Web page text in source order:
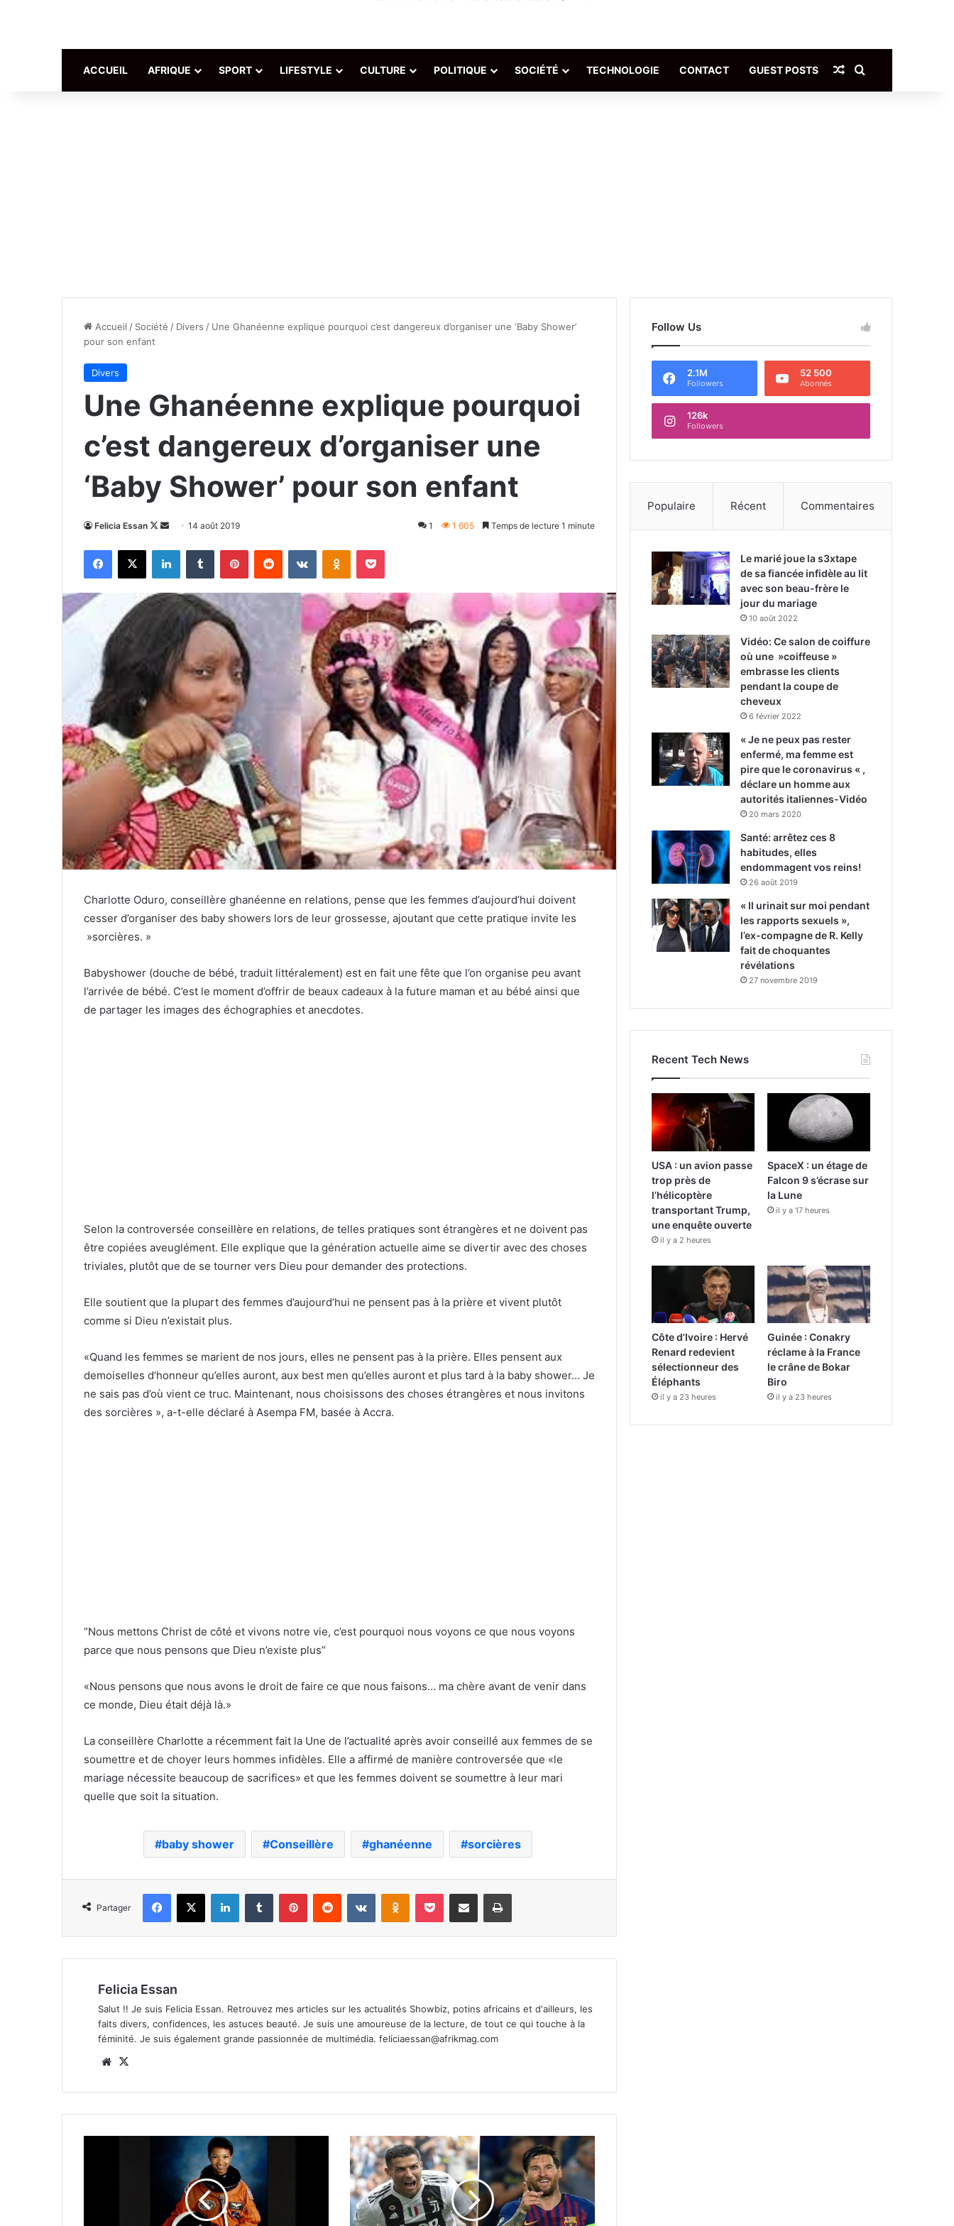
ACCUEIL AFRIQUE SPORT LIFESTYLE CULTURE POLITIQUE SOCIÉTÉ TECHNOLOGIE CONTACT GUEST POSTS Article Aléatoire
Accueil / Société / Divers / Une Ghanéenne explique pourquoi c’est dangereux d’organiser une ‘Baby Shower’
pour son enfant
Divers
Une Ghanéenne explique pourquoi
c’est dangereux d’organiser une
‘Baby Shower’ pour son enfant
Felicia Essan
Follow
X
Envoyer14 août 2019 1 1 605 Temps de lecture 1 minute
Facebook
X LinkedinTumblr PinterestReddit VKontakteOdnoklassniki
Pocket
Charlotte Oduro, conseillère ghanéenne en relations, pense que les femmes d’aujourd’hui doivent
cesser d’organiser des baby showers lors de leur grossesse, ajoutant que cette pratique invite les
»sorcières. »
Babyshower (douche de bébé, traduit littéralement) est en fait une fête que l’on organise peu avant
l’arrivée de bébé. C’est le moment d’offrir de beaux cadeaux à la future maman et au bébé ainsi que
de partager les images des échographies et anecdotes.
Selon la controversée conseillère en relations, de telles pratiques sont étrangères et ne doivent pas
être copiées aveuglément. Elle explique que la génération actuelle aime se divertir avec des choses
triviales, plutôt que de se tourner vers Dieu pour demander des protections.
Elle soutient que la plupart des femmes d’aujourd’hui ne pensent pas à la prière et vivent plutôt
comme si Dieu n’existait plus.
«Quand les femmes se marient de nos jours, elles ne pensent pas à la prière. Elles pensent aux
demoiselles d’honneur qu’elles auront, aux best men qu’elles auront et plus tard à la baby shower… Je
ne sais pas d’où vient ce truc. Maintenant, nous choisissons des choses étrangères et nous invitons
des sorcières », a-t-elle déclaré à Asempa FM, basée à Accra.
“Nous mettons Christ de côté et vivons notre vie, c’est pourquoi nous voyons ce que nous voyons
parce que nous pensons que Dieu n’existe plus”
«Nous pensons que nous avons le droit de faire ce que nous faisons… ma chère avant de venir dans
ce monde, Dieu était déjà là.»
La conseillère Charlotte a récemment fait la Une de l’actualité après avoir conseillé aux femmes de se
soumettre et de choyer leurs hommes infidèles. Elle a affirmé de manière controversée que «le
mariage nécessite beaucoup de sacrifices» et que les femmes doivent se soumettre à leur mari
quelle que soit la situation.
baby shower Conseillère ghanéenne sorcières
Partager
Facebook
X LinkedinTumblr PinterestReddit VKontakteOdnoklassniki
Pocket Partager par email Imprimer
Felicia Essan
Salut !! Je suis Felicia Essan. Retrouvez mes articles sur les actualités Showbiz, potins africains et d'ailleurs, les
faits divers, confidences, les astuces beauté. Je suis une amoureuse de la lecture, de tout ce qui touche à la
féminité. Je suis également grande passionnée de multimédia. feliciaessan@afrikmag.com
Website
Follow Us
2.1M
Followers
52 500
Abonnés
126k
Followers
Populaire Récent Commentaires
Le marié joue la s3xtape
de sa fiancée infidèle au lit
avec son beau-frère le
jour du mariage
10 août 2022
Vidéo: Ce salon de coiffure
où une »coiffeuse »
embrasse les clients
pendant la coupe de
cheveux
6 février 2022
« Je ne peux pas rester
enfermé, ma femme est
pire que le coronavirus « ,
déclare un homme aux
autorités italiennes-Vidéo
20 mars 2020
Santé: arrêtez ces 8
habitudes, elles
endommagent vos reins!
26 août 2019
« Il urinait sur moi pendant
les rapports sexuels »,
l’ex-compagne de R. Kelly
fait de choquantes
révélations
27 novembre 2019
Recent Tech News
USA : un avion passe
trop près de
l’hélicoptère
transportant Trump,
une enquête ouverte
il y a 2 heures
SpaceX : un étage de
Falcon 9 s’écrase sur
la Lune
il y a 17 heures
Côte d’Ivoire : Hervé
Renard redevient
sélectionneur des
Éléphants
il y a 23 heures
Guinée : Conakry
réclame à la France
le crâne de Bokar
Biro
il y a 23 heures